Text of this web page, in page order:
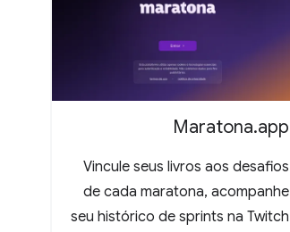
Maratona.app
Vincule seus livros aos desafios
de cada maratona, acompanhe
seu histórico de sprints na Twitch